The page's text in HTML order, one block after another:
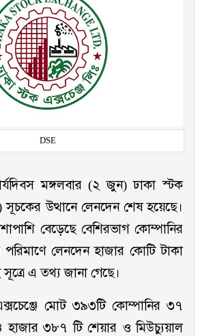
DSE
মঙ্গলবার (২ জুন) ঢাকা স্টক
সূচকের উত্থানে লেনদেন শেষ হয়েছে।
বেড়েছে বেশিরভাগ কোম্পানির
লেনদেন হাজার কোটি টাকা
এ তথ্য জানা গেছে।
মোট ৩৯৩টি কোম্পানির ৩৭
৩৮৭ টি শেয়ার ও মিউচ্যুয়াল